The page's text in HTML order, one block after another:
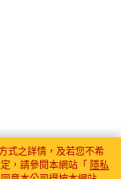
式之詳情，及若您不希
，請參閱本網站「 隱私